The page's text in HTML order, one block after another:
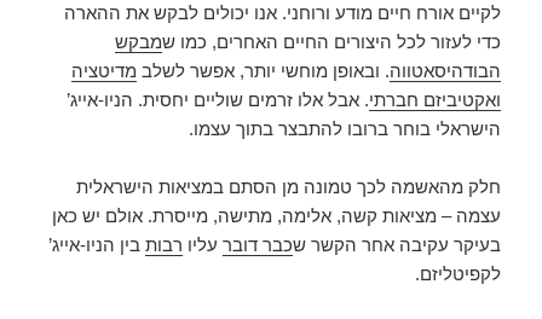
לקיים אורח חיים מודע ורוחני. אנו יכולים לבקש את ההארה
כדי לעזור לכל היצורים החיים האחרים, כמו שמבקש
הבודהיסאטווה. ובאופן מוחשי יותר, אפשר לשלב מדיטציה
ואקטיביזם חברתי. אבל אלו זרמים שוליים יחסית. הניו-אייג’
הישראלי בוחר ברובו להתבצר בתוך עצמו.
חלק מהאשמה לכך טמונה מן הסתם במציאות הישראלית
עצמה – מציאות קשה, אלימה, מתישה, מייסרת. אולם יש כאן
בעיקר עקיבה אחר הקשר שכבר דובר עליו רבות בין הניו-אייג’
לקפיטליזם.